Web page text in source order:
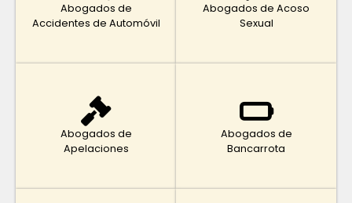
Abogados de
Accidentes de Automóvil
Abogados de Acoso
Sexual
Abogados de
Apelaciones
Abogados de
Bancarrota